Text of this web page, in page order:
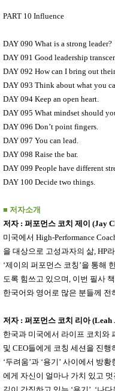
PART 10 Influence
DAY 090 What is a strong leader?
DAY 091 Good leadership
DAY 092 How can I bring out
DAY 093 Think about what you
DAY 094 Keep an open heart.
DAY 095 What mindset should
DAY 096 Don’t point fingers.
DAY 097 You can lead.
DAY 098 Raise the bar.
DAY 099 People have different
DAY 100 Decide two things.
■ 저자소개
저자 : 퍼포먼스 코치 제이 (Jay
미국에서 High-Performance
을 대상으로 고성과자의 삶 , HP
‘제이의 퍼포먼스 코칭 ’을 통해
도록 힘쓰고 있으며 이번 필사
한국어와 영어로 많은 분들께 전
저자 : 퍼포먼스 코치 리아(Leah
한국과 미국에서 라이프 코치와
및 CEO들에게 코칭 세션을 진행
‘두려움’과 ‘용기 ’ 사이에서 방황
에게 자신이 얼마나 가치 있고